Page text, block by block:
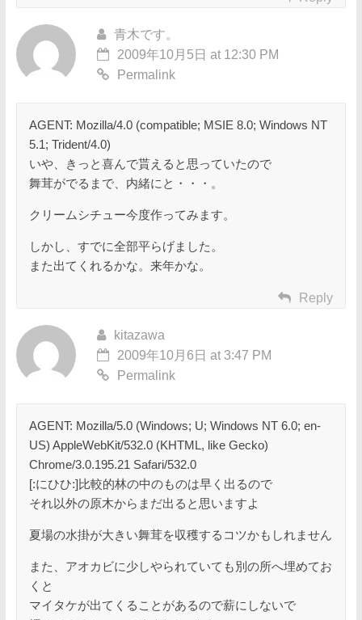
青木です。
2009年10月5日 at 12:30 PM
Permalink
AGENT: Mozilla/4.0 (compatible; MSIE 8.0; Windows NT
5.1; Trident/4.0)
いや、きっと喜んで貰えると思っていたので
舞茸がでるまで、内緒にと・・・。
クリームシチュー今度作ってみます。
しかし、すでに全部平らげました。
また出てくれるかな。来年かな。
Reply
kitazawa
2009年10月6日 at 3:47 PM
Permalink
AGENT: Mozilla/5.0 (Windows; U; Windows NT 6.0; en-
US) AppleWebKit/532.0 (KHTML, like Gecko)
Chrome/3.0.195.21 Safari/532.0
[:にひひ:]比較的林の中のものは早く出るので
それ以外の原木からまだ出ると思いますよ
夏場の水掛が大きい舞茸を収穫するコツかもしれません
また、アオカビに少しやられていても別の所へ埋めてお
くと
マイタケが出てくることがあるので薪にしないで